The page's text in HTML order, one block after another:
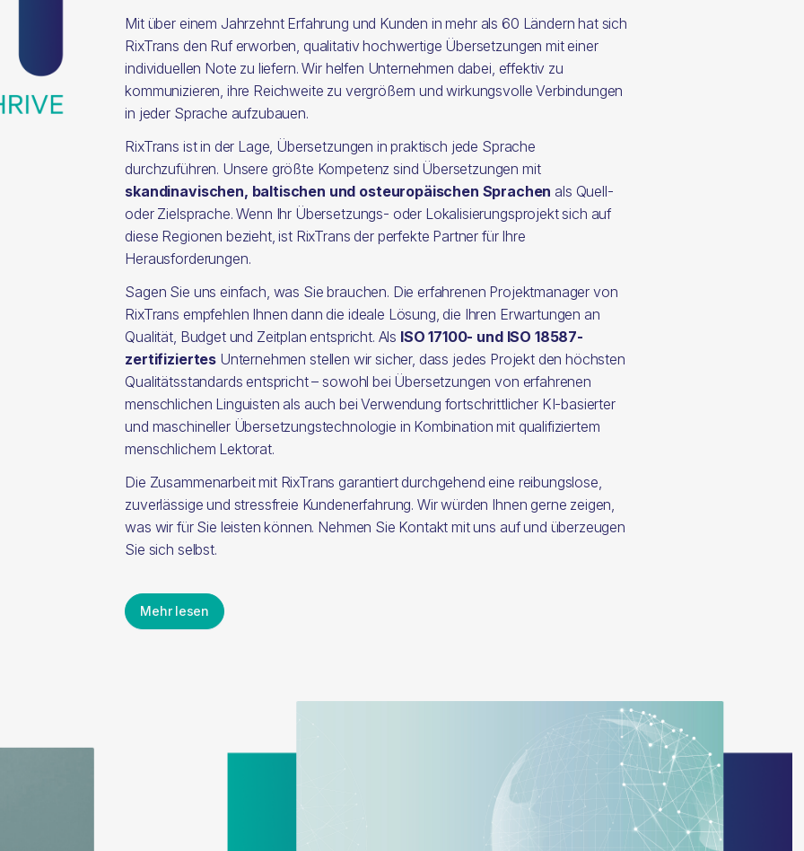
Mit über einem Jahrzehnt Erfahrung und Kunden in mehr als 60 Ländern hat sich
RixTrans den Ruf erworben, qualitativ hochwertige Übersetzungen mit einer
individuellen Note zu liefern. Wir helfen Unternehmen dabei, effektiv zu
kommunizieren, ihre Reichweite zu vergrößern und wirkungsvolle Verbindungen
in jeder Sprache aufzubauen.
RixTrans ist in der Lage, Übersetzungen in praktisch jede Sprache
durchzuführen. Unsere größte Kompetenz sind Übersetzungen mit
skandinavischen, baltischen und osteuropäischen Sprachen als Quell-
oder Zielsprache. Wenn Ihr Übersetzungs- oder Lokalisierungsprojekt sich auf
diese Regionen bezieht, ist RixTrans der perfekte Partner für Ihre
Herausforderungen.
Sagen Sie uns einfach, was Sie brauchen. Die erfahrenen Projektmanager von
RixTrans empfehlen Ihnen dann die ideale Lösung, die Ihren Erwartungen an
Qualität, Budget und Zeitplan entspricht. Als ISO 17100- und ISO 18587-
zertifiziertes Unternehmen stellen wir sicher, dass jedes Projekt den höchsten
Qualitätsstandards entspricht – sowohl bei Übersetzungen von erfahrenen
menschlichen Linguisten als auch bei Verwendung fortschrittlicher KI-basierter
und maschineller Übersetzungstechnologie in Kombination mit qualifiziertem
menschlichem Lektorat.
Die Zusammenarbeit mit RixTrans garantiert durchgehend eine reibungslose,
zuverlässige und stressfreie Kundenerfahrung. Wir würden Ihnen gerne zeigen,
was wir für Sie leisten können. Nehmen Sie Kontakt mit uns auf und überzeugen
Sie sich selbst.
Mehr lesen